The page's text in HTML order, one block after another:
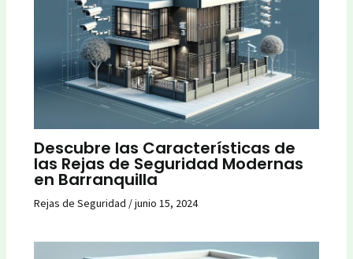
Descubre las Características de
las Rejas de Seguridad Modernas
en Barranquilla
Rejas de Seguridad /junio 15, 2024